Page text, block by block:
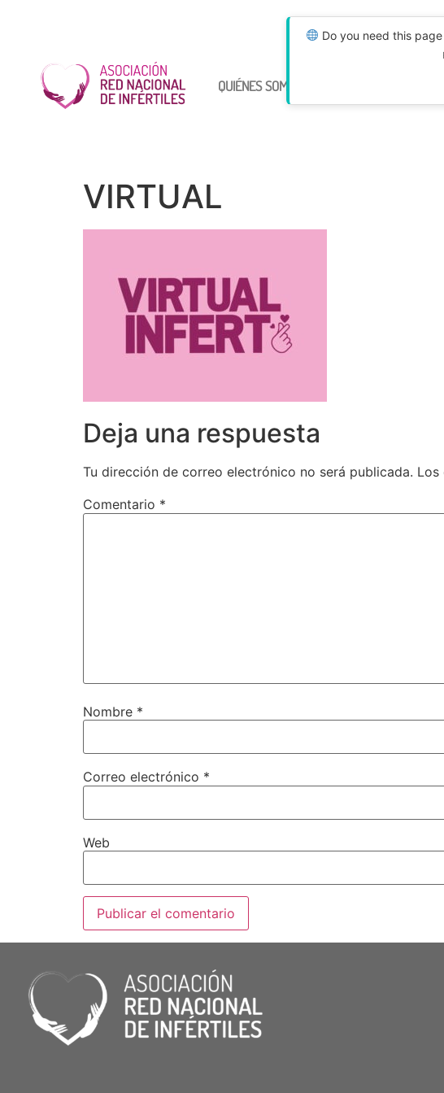
Do you need this
QUIÉNES SOMOS
VIRTUAL
Deja una respuesta
Tu dirección de correo electrónico no será publicada. Los
Comentario *
Nombre *
Correo electrónico *
Web